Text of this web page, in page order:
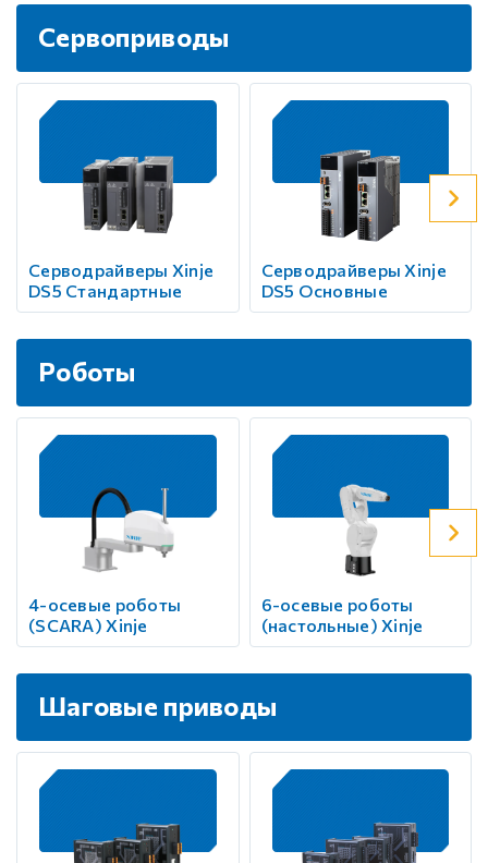
Сервоприводы
Серводрайверы Xinje
DS5 Стандартные
Серводрайверы Xinje
DS5 Основные
Роботы
4-осевые роботы
(SCARA) Xinje
6-осевые роботы
(настольные) Xinje
Шаговые приводы